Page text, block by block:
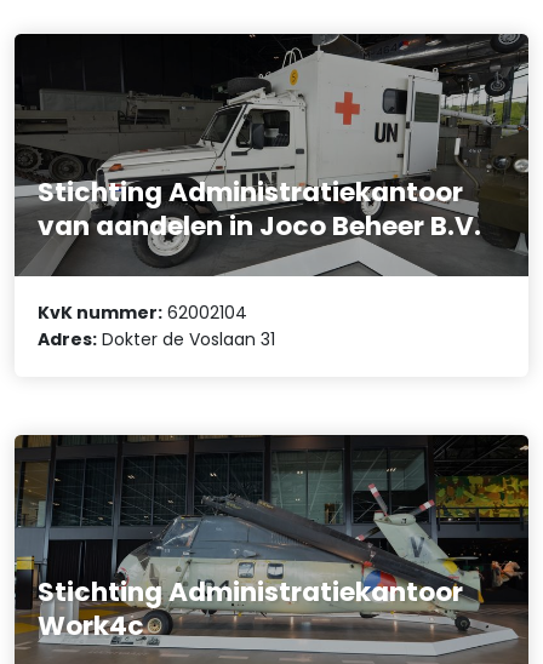
Stichting Administratiekantoor
van aandelen in Joco Beheer B.V.
KvK nummer: 62002104
Adres: Dokter de Voslaan 31
Stichting Administratiekantoor
Work4c